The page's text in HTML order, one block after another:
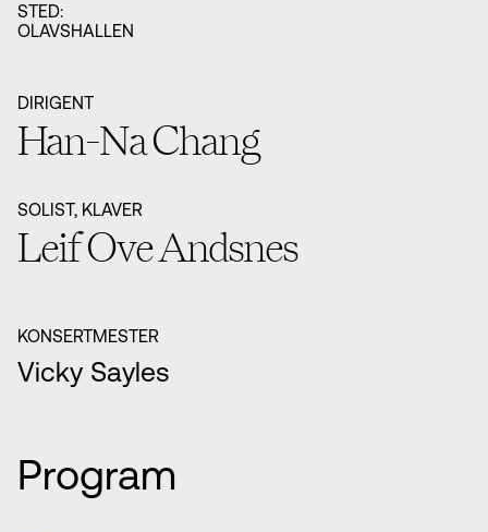
STED:
OLAVSHALLEN
DIRIGENT
Han-Na Chang
SOLIST, KLAVER
Leif Ove Andsnes
KONSERTMESTER
Vicky Sayles
Program